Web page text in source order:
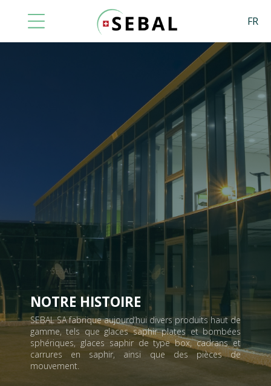
NOTRE HISTOIRE
SEBAL SA fabrique aujourd’hui divers produits haut de
gamme, tels que glaces saphir plates et bombées
sphériques, glaces saphir de type box, cadrans et
carrures en saphir, ainsi que des pièces de
mouvement.